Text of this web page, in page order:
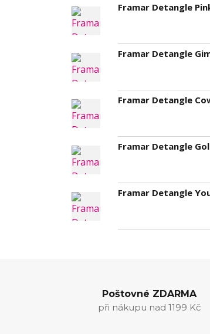
Framar Detangle
Framar Detangle
Framar Detangle
Framar Detangle
Framar Detangle
Poštovné ZDARMA
při nákupu nad 1199 Kč